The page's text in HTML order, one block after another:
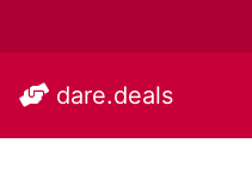
dare.deals